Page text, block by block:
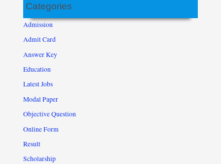
Categories
Admission
Admit Card
Answer Key
Education
Latest Jobs
Modal Paper
Objective Question
Online Form
Result
Scholarship